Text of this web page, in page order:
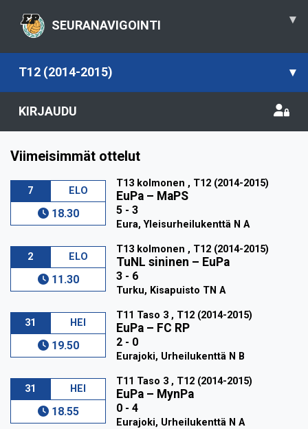
SEURANAVIGOINTI ▾
T12 (2014-2015) ▾
KIRJAUDU
Viimeisimmät ottelut
7 ELO
18.30
T13 kolmonen , T12 (2014-2015)
EuPa – MaPS
5 - 3
Eura, Yleisurheilukenttä N A
2 ELO
11.30
T13 kolmonen , T12 (2014-2015)
TuNL sininen – EuPa
3 - 6
Turku, Kisapuisto TN A
31 HEI
19.50
T11 Taso 3 , T12 (2014-2015)
EuPa – FC RP
2 - 0
Eurajoki, Urheilukenttä N B
31 HEI
18.55
T11 Taso 3 , T12 (2014-2015)
EuPa – MynPa
0 - 4
Eurajoki, Urheilukenttä N A